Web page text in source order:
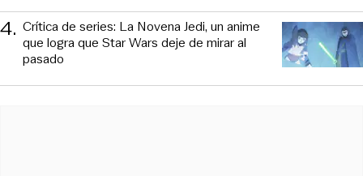
4. Crítica de series: La Novena Jedi, un anime
que logra que Star Wars deje de mirar al
pasado